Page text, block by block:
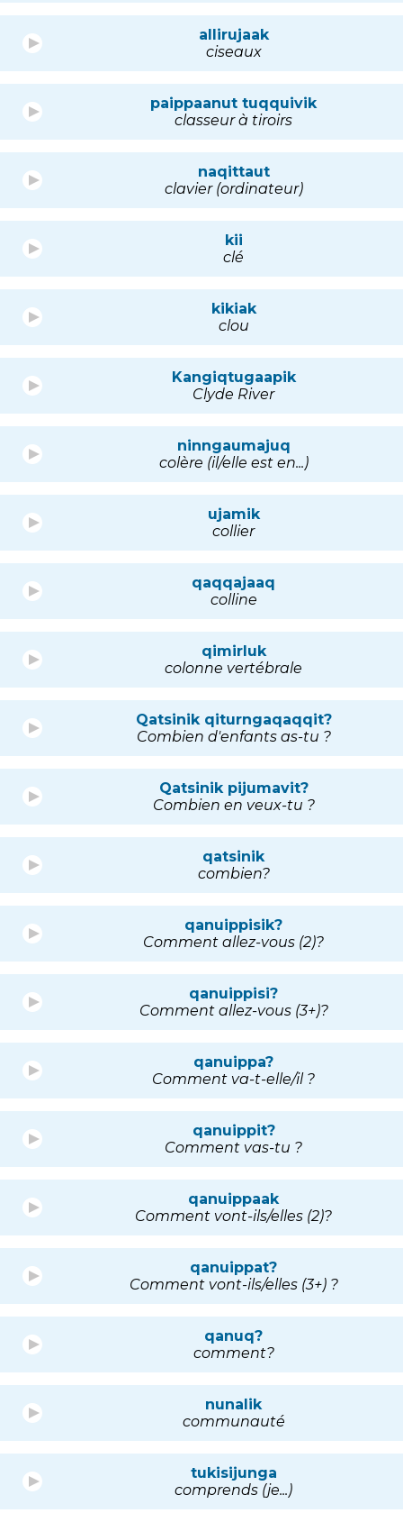
allirujaak
ciseaux
paippaanut tuqquivik
classeur à tiroirs
naqittaut
clavier (ordinateur)
kii
clé
kikiak
clou
Kangiqtugaapik
Clyde River
ninngaumajuq
colère (il/elle est en...)
ujamik
collier
qaqqajaaq
colline
qimirluk
colonne vertébrale
Qatsinik qiturngaqaqqit?
Combien d'enfants as-tu ?
Qatsinik pijumavit?
Combien en veux-tu ?
qatsinik
combien?
qanuippisik?
Comment allez-vous (2)?
qanuippisi?
Comment allez-vous (3+)?
qanuippa?
Comment va-t-elle/il ?
qanuippit?
Comment vas-tu ?
qanuippaak
Comment vont-ils/elles (2)?
qanuippat?
Comment vont-ils/elles (3+) ?
qanuq?
comment?
nunalik
communauté
tukisijunga
comprends (je...)